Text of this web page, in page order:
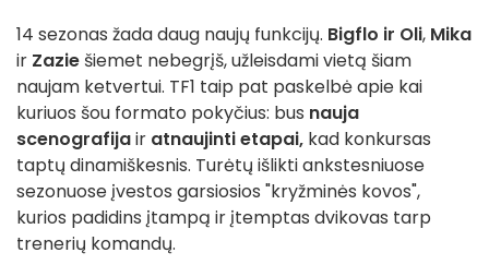
14 sezonas žada daug naujų funkcijų. Bigflo ir Oli, Mika
ir Zazie šiemet nebegrįš, užleisdami vietą šiam
naujam ketvertui. TF1 taip pat paskelbė apie kai
kuriuos šou formato pokyčius: bus nauja
scenografijair atnaujinti etapai, kad konkursas
taptų dinamiškesnis. Turėtų išlikti ankstesniuose
sezonuose įvestos garsiosios "kryžminės kovos",
kurios padidins įtampą ir įtemptas dvikovas tarp
trenerių komandų.